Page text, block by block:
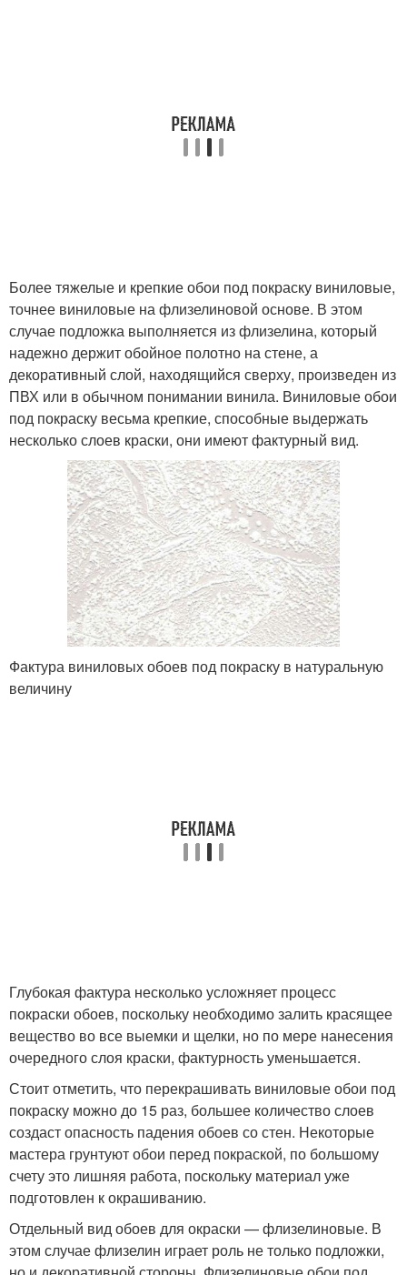
Более тяжелые и крепкие обои под покраску виниловые,
точнее виниловые на флизелиновой основе. В этом
случае подложка выполняется из флизелина, который
надежно держит обойное полотно на стене, а
декоративный слой, находящийся сверху, произведен из
ПВХ или в обычном понимании винила. Виниловые обои
под покраску весьма крепкие, способные выдержать
несколько слоев краски, они имеют фактурный вид.
Фактура виниловых обоев под покраску в натуральную
величину
Глубокая фактура несколько усложняет процесс
покраски обоев, поскольку необходимо залить красящее
вещество во все выемки и щелки, но по мере нанесения
очередного слоя краски, фактурность уменьшается.
Стоит отметить, что перекрашивать виниловые обои под
покраску можно до 15 раз, большее количество слоев
создаст опасность падения обоев со стен. Некоторые
мастера грунтуют обои перед покраской, по большому
счету это лишняя работа, поскольку материал уже
подготовлен к окрашиванию.
Отдельный вид обоев для окраски — флизелиновые. В
этом случае флизелин играет роль не только подложки,